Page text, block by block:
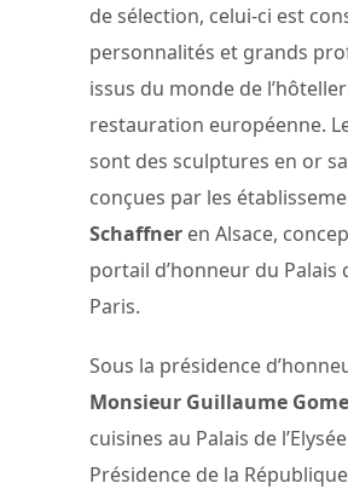
de sélection, celui-ci est
personnalités et grands
issus du monde de
restauration européenne.
sont des sculptures en or
conçues par les
Schaffner en Alsace,
portail d’honneur du Palais
Paris.
Sous la présidence
Monsieur Guillaume
cuisines au Palais de
Présidence de la